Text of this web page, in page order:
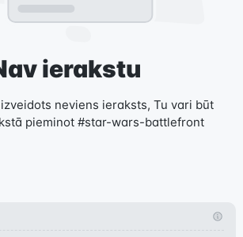
ierakstu
neviens ieraksts, Tu vari būt
pieminot #star-wars-battlefront